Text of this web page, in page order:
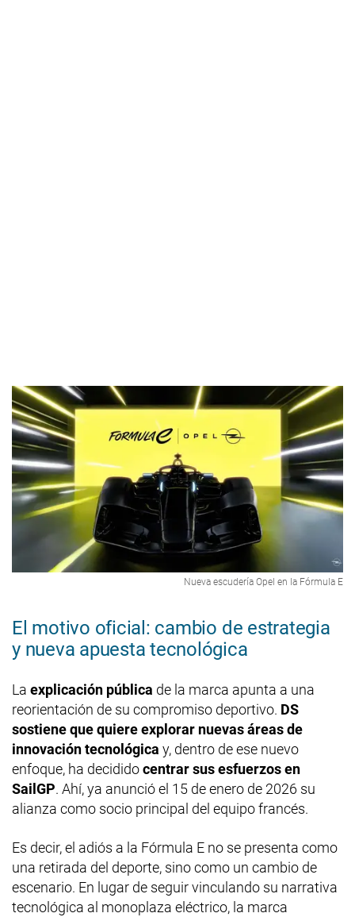
Nueva escudería Opel en la Fórmula E
El motivo oficial: cambio de estrategia
y nueva apuesta tecnológica
La explicación pública de la marca apunta a una
reorientación de su compromiso deportivo. DS
sostiene que quiere explorar nuevas áreas de
innovación tecnológica y, dentro de ese nuevo
enfoque, ha decididocentrar sus esfuerzos en
SailGP. Ahí, ya anunció el 15 de enero de 2026 su
alianza como socio principal del equipo francés.
Es decir, el adiós a la Fórmula E no se presenta como
una retirada del deporte, sino como un cambio de
escenario. En lugar de seguir vinculando su narrativa
tecnológica al monoplaza eléctrico, la marca